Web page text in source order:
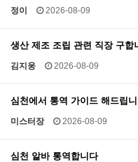
정이 2026-08-09
생산 제조 조립 관련 직장 구합
김지웅 2026-08-09
심천에서 통역 가이드 해드립
미스터장 2026-08-09
심천 알바 통역합니다